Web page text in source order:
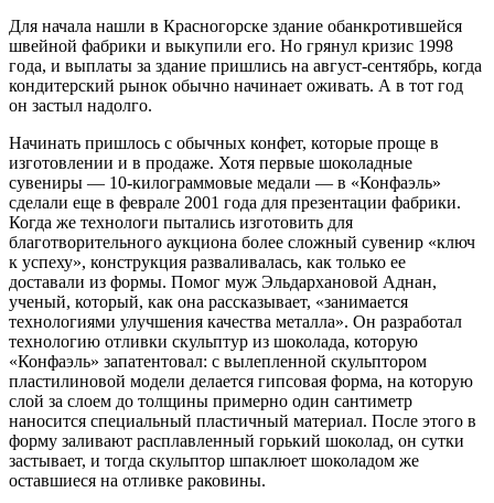
Для начала нашли в Красногорске здание обанкротившейся
швейной фабрики и выкупили его. Но грянул кризис 1998
года, и выплаты за здание пришлись на август-сентябрь, когда
кондитерский рынок обычно начинает оживать. А в тот год
он застыл надолго.
Начинать пришлось с обычных конфет, которые проще в
изготовлении и в продаже. Хотя первые шоколадные
сувениры — 10-килограммовые медали — в «Конфаэль»
сделали еще в феврале 2001 года для презентации фабрики.
Когда же технологи пытались изготовить для
благотворительного аукциона более сложный сувенир «ключ
к успеху», конструкция разваливалась, как только ее
доставали из формы. Помог муж Эльдархановой Аднан,
ученый, который, как она рассказывает, «занимается
технологиями улучшения качества металла». Он разработал
технологию отливки скульптур из шоколада, которую
«Конфаэль» запатентовал: с вылепленной скульптором
пластилиновой модели делается гипсовая форма, на которую
слой за слоем до толщины примерно один сантиметр
наносится специальный пластичный материал. После этого в
форму заливают расплавленный горький шоколад, он сутки
застывает, и тогда скульптор шпаклюет шоколадом же
оставшиеся на отливке раковины.